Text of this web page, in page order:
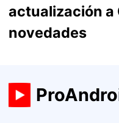
actualización a
novedades